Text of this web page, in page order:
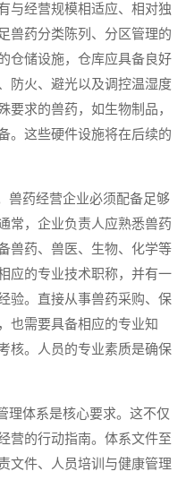
与经营规模相适应、相对独
兽药分类陈列、分区管理的
仓储设施，仓库应具备良好
防火、避光以及调控温湿度
要求的兽药，如生物制品，
。这些硬件设施将在后续的
药经营企业必须配备足够
常，企业负责人应熟悉兽药
兽药、兽医、生物、化学等
应的专业技术职称，并有一
验。直接从事兽药采购、保
也需要具备相应的专业知
核。人员的专业素质是确保
体系是核心要求。这不仅
营的行动指南。体系文件至
文件、人员培训与健康管理